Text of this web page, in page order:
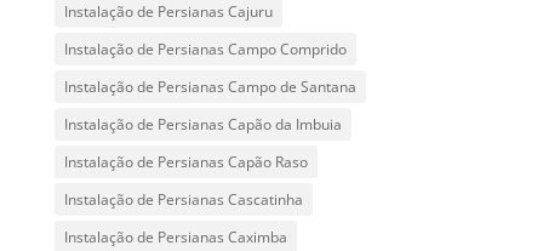
Instalação de Persianas Cajuru
Instalação de Persianas Campo Comprido
Instalação de Persianas Campo de Santana
Instalação de Persianas Capão da Imbuia
Instalação de Persianas Capão Raso
Instalação de Persianas Cascatinha
Instalação de Persianas Caximba